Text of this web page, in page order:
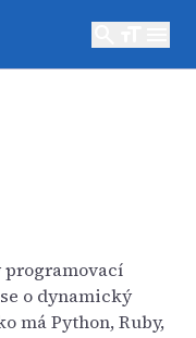
programovací
se o dynamický
má Python, Ruby,